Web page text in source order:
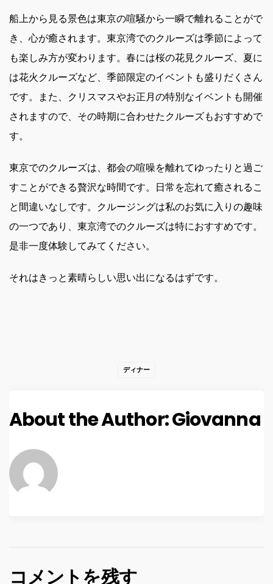
船上から見る景色は東京の喧騒から一瞬で離れることがで
き、心が癒されます。東京湾でのクルーズは季節によって
も楽しみ方が変わります。春には桜の花見クルーズ、夏に
は花火クルーズなど、季節限定のイベントも盛りだくさん
です。また、クリスマスやお正月の特別なイベントも開催
されますので、その時期に合わせたクルーズもおすすめで
す。
東京でのクルーズは、都会の喧噪を離れてゆったりと過ご
すことができる贅沢な時間です。日常を忘れて癒されるこ
と間違いなしです。クルージングは私のお気に入りの趣味
の一つであり、東京湾でのクルーズは特におすすめです。
是非一度体験してみてください。
それはきっと素晴らしい思い出になるはずです。
ディナー
About the Author:Giovanna
コメントを残す